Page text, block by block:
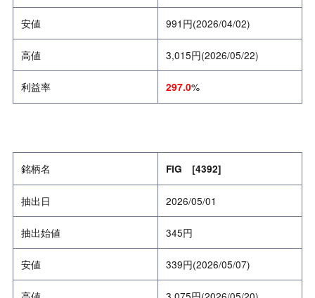
安値 991円(2026/04/02)
高値 3,015円(2026/05/22)
利益率 297.0%
銘柄名 FIG [4392]
抽出日 2026/05/01
抽出始値 345円
安値 339円(2026/05/07)